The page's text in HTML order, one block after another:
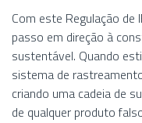
Com este Regulação de
passo em direção à
sustentável. Quando
sistema de
criando uma cadeia de
de qualquer produto